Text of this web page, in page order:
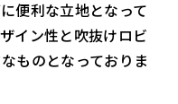
便利な立地となって
イン性と吹抜けロビ
ものとなっておりま